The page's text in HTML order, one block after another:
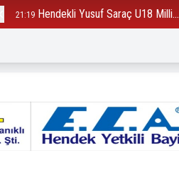
21:19 Hendekli Yusuf Saraç U18 Milli...